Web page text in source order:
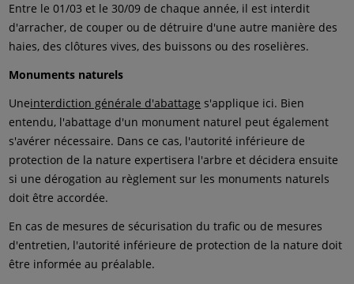
Entre le 01/03 et le 30/09 de chaque année, il est interdit
d'arracher, de couper ou de détruire d'une autre manière des
haies, des clôtures vives, des buissons ou des roselières.
Monuments naturels
Uneinterdiction générale d'abattage s'applique ici. Bien
entendu, l'abattage d'un monument naturel peut également
s'avérer nécessaire. Dans ce cas, l'autorité inférieure de
protection de la nature expertisera l'arbre et décidera ensuite
si une dérogation au règlement sur les monuments naturels
doit être accordée.
En cas de mesures de sécurisation du trafic ou de mesures
d'entretien, l'autorité inférieure de protection de la nature doit
être informée au préalable.